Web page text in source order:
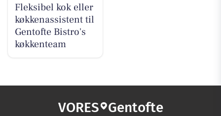
Fleksibel kok eller
køkkenassistent til
Gentofte Bistro's
køkkenteam
VORES Gentofte